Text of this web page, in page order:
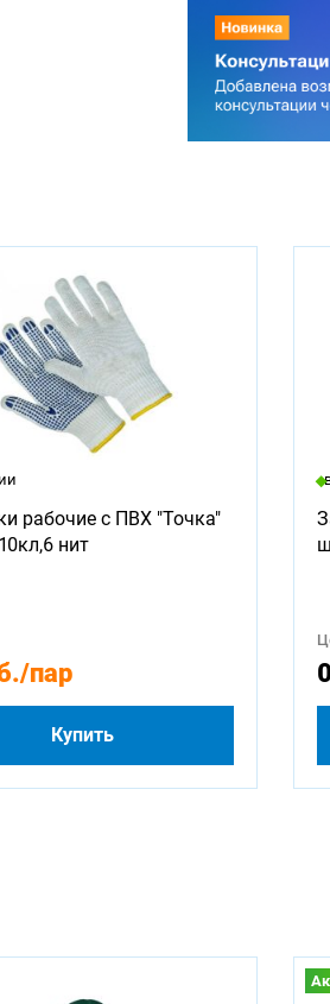
рабочие с ПВХ "Точка"
нит
/пар
Купить